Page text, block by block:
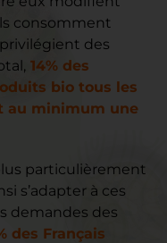
consomment
des
14% des
bio tous les
au minimum une
particulièrement
s’adapter à ces
demandes des
des Français